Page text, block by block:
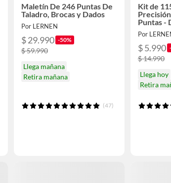
Maletín De 246 Puntas De
Taladro, Brocas y Dados
Por LERNEN
$ 29.990 -50%
$ 59.990
Llega mañana
Retira mañana
(47)
Kit de
Puntas -
Por
$ 5.990
$ 14.990
Llega hoy
Retira